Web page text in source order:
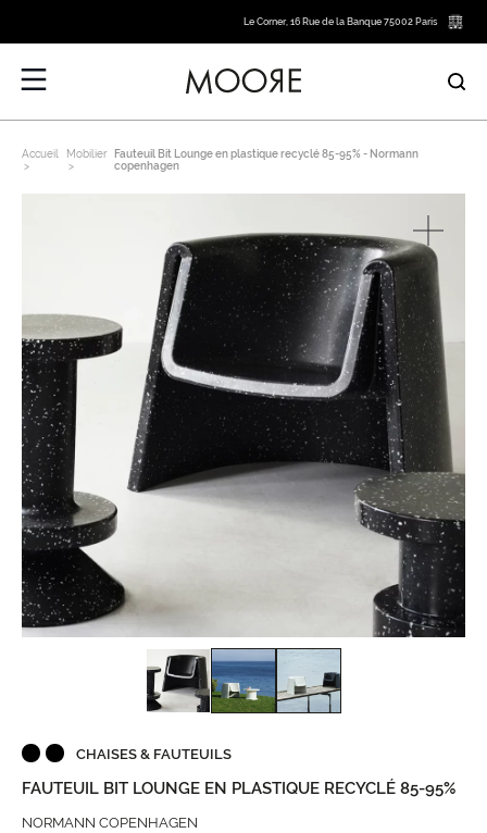
Le Corner, 16 Rue de la Banque 75002 Paris
Accueil Mobilier
Fauteuil Bit Lounge en plastique recyclé 85-95% - Normann
copenhagen
CHAISES & FAUTEUILS
FAUTEUIL BIT LOUNGE EN PLASTIQUE RECYCLÉ 85-95%
NORMANN COPENHAGEN